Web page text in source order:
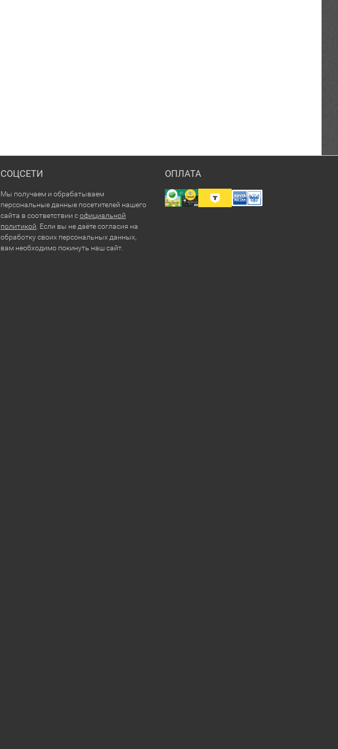
СОЦСЕТИ
Мы получаем и обрабатываем
персональные данные посетителей нашего
сайта в соответствии софициальной
политикой . Если вы не даёте согласия на
обработку своих персональных данных,
вам необходимо покинуть наш сайт.
ОПЛАТА